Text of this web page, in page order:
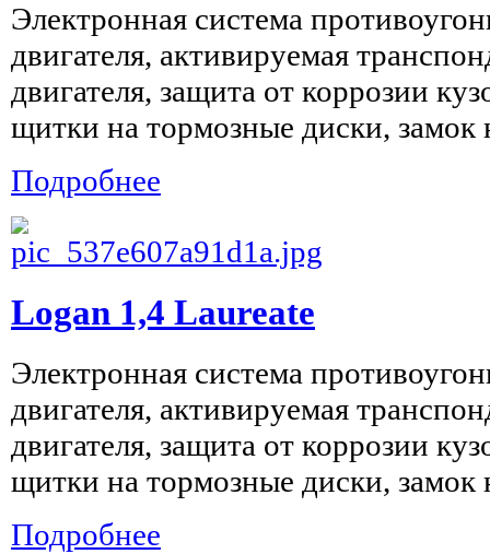
Электронная система
двигателя, активируемая
двигателя, защита от коррозии
щитки на тормозные диски, замок
Подробнее
Logan 1,4 Laureate
Электронная система
двигателя, активируемая
двигателя, защита от коррозии
щитки на тормозные диски, замок
Подробнее